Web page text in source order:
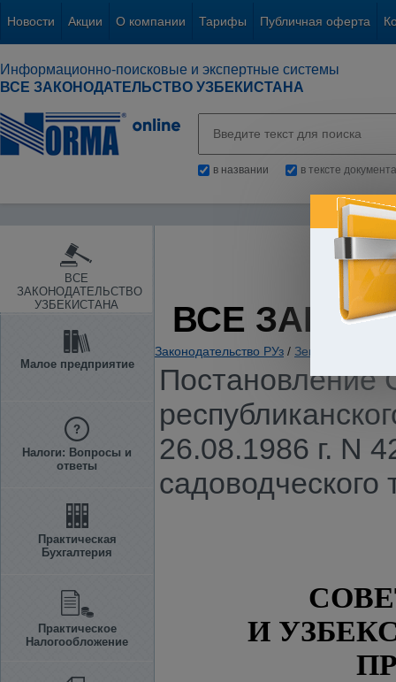
Новости Акции О компании Тарифы Публичная оферта
Информационно-поисковые и экспертные системы
ВСЕ ЗАКОНОДАТЕЛЬСТВО УЗБЕКИСТАНА
в названии в тексте документа
ВСЕ
ЗАКОНОДАТЕЛЬСТВО
УЗБЕКИСТАНА
Малое предприятие
Налоги: Вопросы и
ответы
Практическая
Бухгалтерия
Практическое
Налогообложение
ВСЕ
Законодательство РУз / Земля и иные
Постановление
26.08.1986 г. N
И